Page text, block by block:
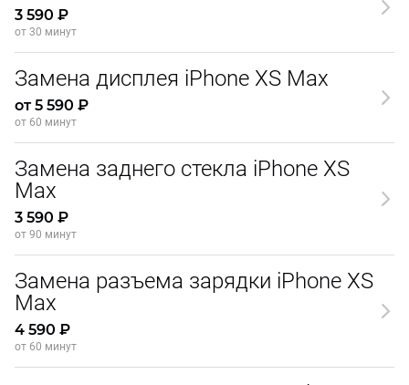
3 590 ₽
от 30 минут
Замена дисплея iPhone XS Max
от 5 590 ₽
от 60 минут
Замена заднего стекла iPhone XS
Max
3 590 ₽
от 90 минут
Замена разъема зарядки iPhone XS
Max
4 590 ₽
от 60 минут